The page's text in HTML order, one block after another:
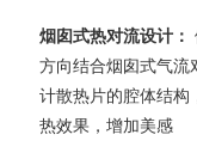
烟囱式热对流设计：
方向结合烟囱式气流
计散热片的腔体结构
热效果，增加美感